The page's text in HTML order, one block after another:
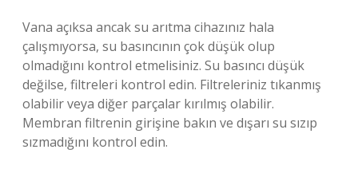
Vana açıksa ancak su arıtma cihazınız hala
çalışmıyorsa, su basıncının çok düşük olup
olmadığını kontrol etmelisiniz. Su basıncı düşük
değilse, filtreleri kontrol edin. Filtreleriniz tıkanmış
olabilir veya diğer parçalar kırılmış olabilir.
Membran filtrenin girişine bakın ve dışarı su sızıp
sızmadığını kontrol edin.